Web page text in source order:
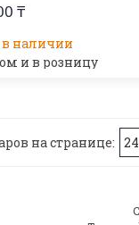
₸
в наличии
и в розницу